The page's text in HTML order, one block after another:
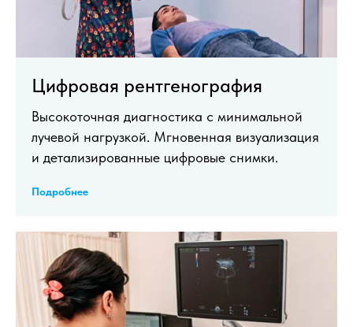
Цифровая рентгенография
Высокоточная диагностика с минимальной
лучевой нагрузкой. Мгновенная визуализация
и детализированные цифровые снимки.
Подробнее